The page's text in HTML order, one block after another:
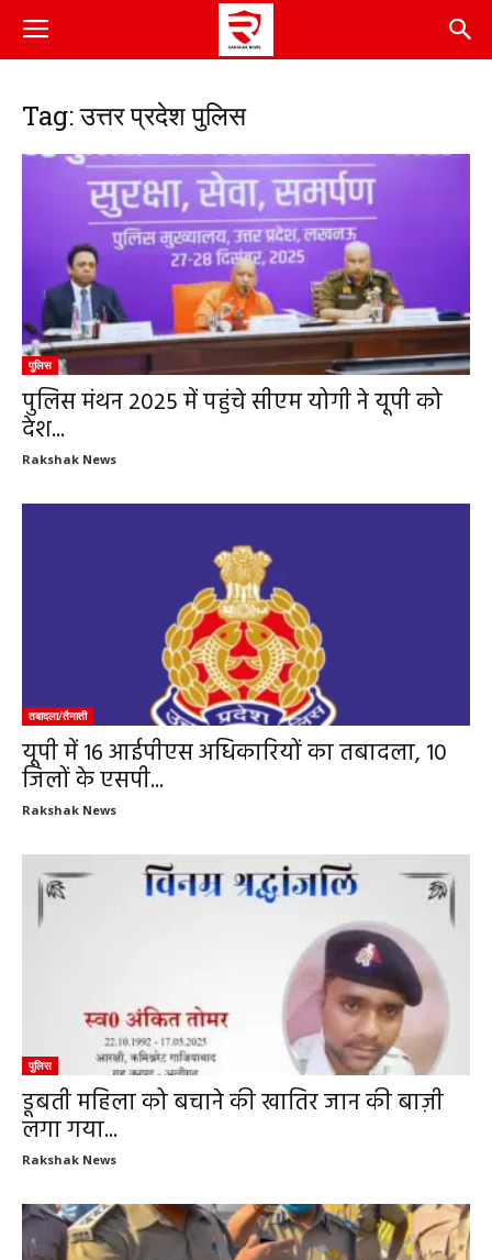
Tag: उत्तर प्रदेश पुलिस
पुलिस
पुलिस मंथन 2025 में पहुंचे सीएम योगी ने यूपी को
देश...
Rakshak News
तबादला/तैनाती
यूपी में 16 आईपीएस अधिकारियों का तबादला, 10
जिलों के एसपी...
Rakshak News
पुलिस
डूबती महिला को बचाने की खातिर जान की बाज़ी
लगा गया...
Rakshak News